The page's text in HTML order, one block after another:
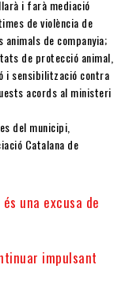
i farà mediació
de violència de
animals de companyia;
de protecció animal,
i sensibilització contra
acords al ministeri
del municipi,
Catalana de
una excusa de
impulsant